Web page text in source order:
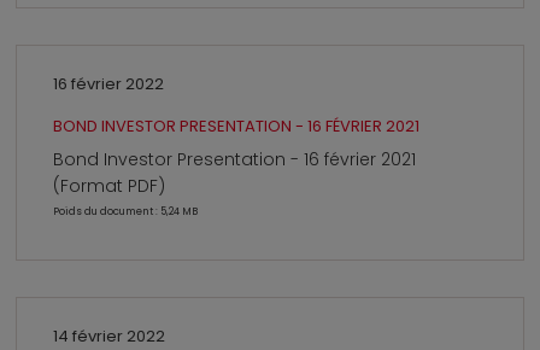
16 février 2022
BOND INVESTOR PRESENTATION - 16 FÉVRIER 2021
Bond Investor Presentation - 16 février 2021
(Format PDF)
Poids du document : 5,24 MB
14 février 2022